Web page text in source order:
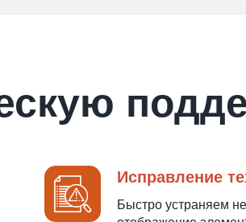
Исправление
Быстро устраняем